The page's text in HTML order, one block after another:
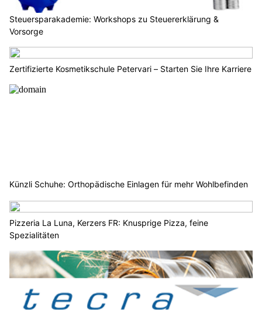
Steuersparakademie: Workshops zu Steuererklärung &
Vorsorge
Zertifizierte Kosmetikschule Petervari – Starten Sie Ihre Karriere
Künzli Schuhe: Orthopädische Einlagen für mehr Wohlbefinden
Pizzeria La Luna, Kerzers FR: Knusprige Pizza, feine
Spezialitäten